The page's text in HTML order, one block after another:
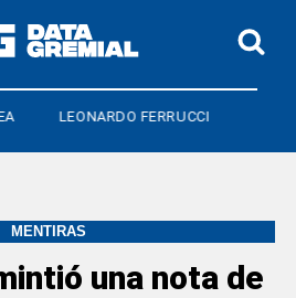
FERRUCCI
MENTIRAS
una nota de